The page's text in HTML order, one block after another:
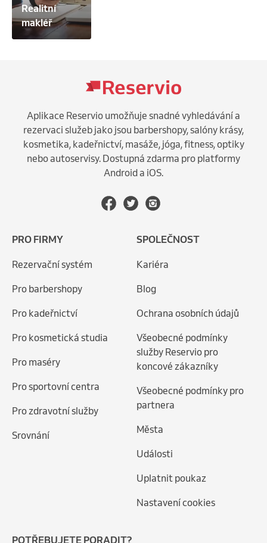
Realitní
makléř
Aplikace Reservio umožňuje snadné vyhledávání a
rezervaci služeb jako jsou barbershopy, salóny krásy,
kosmetika, kadeřnictví, masáže, jóga, fitness, optiky
nebo autoservisy. Dostupná zdarma pro platformy
Android a iOS.
PRO FIRMY
Rezervační systém
Pro barbershopy
Pro kadeřnictví
Pro kosmetická studia
Pro maséry
Pro sportovní centra
Pro zdravotní služby
Srovnání
SPOLEČNOST
Kariéra
Blog
Ochrana osobních údajů
Všeobecné podmínky
služby Reservio pro
koncové zákazníky
Všeobecné podmínky pro
partnera
Města
Události
Uplatnit poukaz
Nastavení cookies
POTŘEBUJETE PORADIT?